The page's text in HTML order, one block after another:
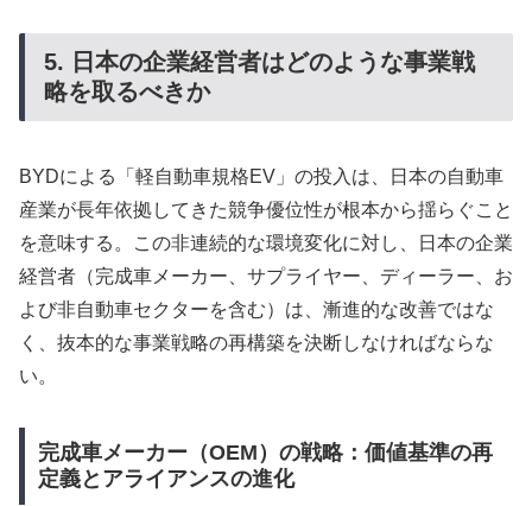
5. 日本の企業経営者はどのような事業戦
略を取るべきか
BYDによる「軽自動車規格EV」の投入は、日本の自動車
産業が長年依拠してきた競争優位性が根本から揺らぐこと
を意味する。この非連続的な環境変化に対し、日本の企業
経営者（完成車メーカー、サプライヤー、ディーラー、お
よび非自動車セクターを含む）は、漸進的な改善ではな
く、抜本的な事業戦略の再構築を決断しなければならな
い。
完成車メーカー（OEM）の戦略：価値基準の再
定義とアライアンスの進化